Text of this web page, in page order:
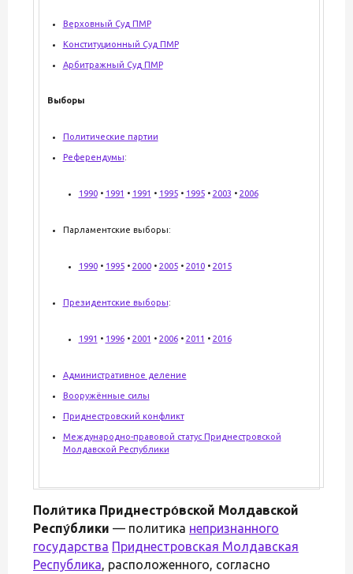
Верховный Суд ПМР
Конституционный Суд ПМР
Арбитражный Суд ПМР
Выборы
Политические партии
Референдумы:
1990• 1991 • 1991 • 1995• 1995• 2003 • 2006
Парламентские выборы:
1990• 1995• 2000• 2005• 2010• 2015
Президентские выборы:
1991 • 1996• 2001 • 2006• 2011 • 2016
Административное деление
Вооружённые силы
Приднестровский конфликт
Международно-правовой статус Приднестровской
Молдавской Республики
Поли́тика Приднестро́вской Молдавской
Респу́блики — политика непризнанного
государства Приднестровская Молдавская
Республика, расположенного, согласно